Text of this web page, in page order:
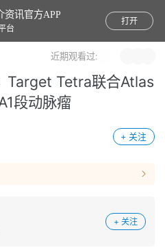
资讯官方APP
台
打开
近期观看过:
Target Tetra联合Atlas
段动脉瘤
+ 关注
+ 关注